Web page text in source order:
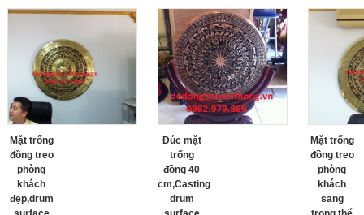
Mặt trống
đồng treo
phòng
khách
đẹp,drum
Đúc mặt
trống
đồng 40
cm,Casting
drum
Mặt trống
đồng treo
phòng
khách
sang